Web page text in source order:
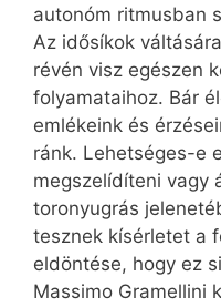
autonóm ritmusban
Az idősíkok
révén visz egészen
folyamataihoz. Bár
emlékeink és
ránk. Lehetséges-e
megszelídíteni vagy
toronyugrás
tesznek kísérletet a
eldöntése, hogy ez
Massimo Gramellini